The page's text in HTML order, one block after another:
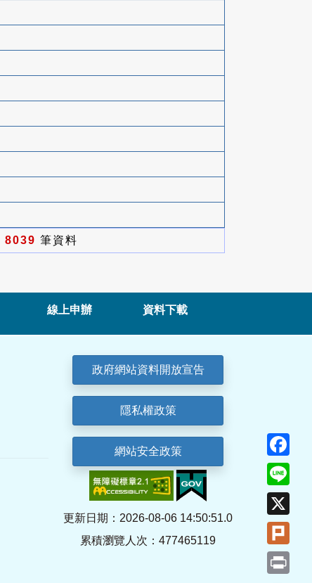
8039 筆資料
線上申辦 資料下載
政府網站資料開放宣告
隱私權政策
網站安全政策
更新日期：2026-08-06 14:50:51.0
累積瀏覽人次：477465119